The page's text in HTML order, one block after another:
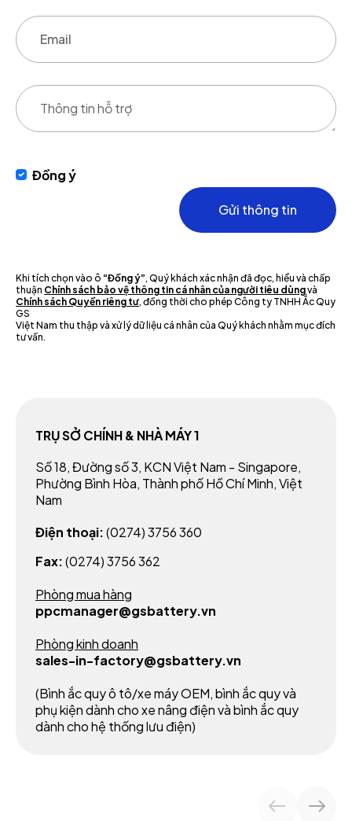
Đồng ý
Gửi thông tin
Khi tích chọn vào ô “Đồng ý”, Quý khách xác nhận đã đọc, hiểu và chấp
thuận Chính sách bảo vệ thông tin cá nhân của người tiêu dùngvà
Chính sách Quyền riêng tư, đồng thời cho phép Công ty TNHH Ắc Quy
GS
Việt Nam thu thập và xử lý dữ liệu cá nhân của Quý khách nhằm mục đích
tư vấn.
TRỤ SỞ CHÍNH & NHÀ MÁY 1
Số 18, Đường số 3, KCN Việt Nam - Singapore,
Phường Bình Hòa, Thành phố Hồ Chí Minh, Việt
Nam
Điện thoại:(0274) 3756 360
Fax:(0274) 3756 362
Phòng mua hàng
ppcmanager@gsbattery.vn
Phòng kinh doanh
sales-in-factory@gsbattery.vn
(Bình ắc quy ô tô/xe máy OEM, bình ắc quy và
phụ kiện dành cho xe nâng điện và bình ắc quy
dành cho hệ thống lưu điện)